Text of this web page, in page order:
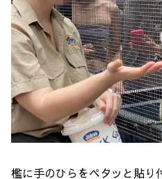
檻に手のひらをペタッと貼り